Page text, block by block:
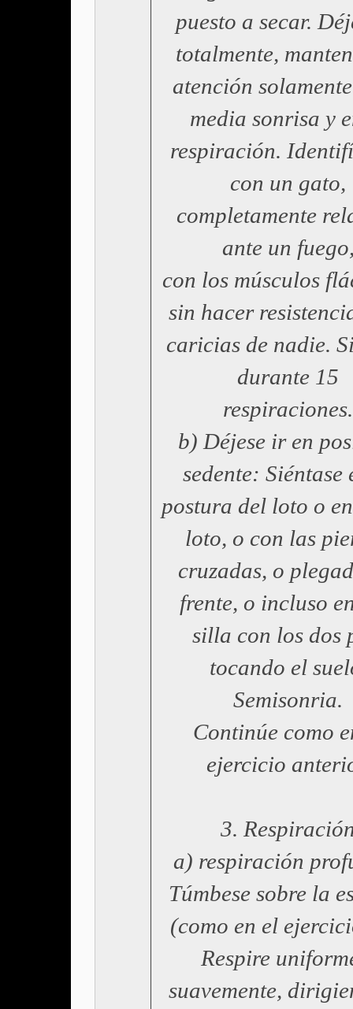
puesto a secar.
totalmente,
atención
media sonrisa y
respiración.
con un gato,
completamente
ante un
con los músculos
sin hacer
caricias de nadie.
durante 15
respiraciones.
b) Déjese ir en
sedente: Siéntase
postura del loto o
loto, o con las
cruzadas, o
frente, o incluso
silla con los dos
tocando el
Semisonria.
Continúe como
ejercicio
3.
a) respiración
Túmbese sobre la
(como en el
Respire
suavemente,